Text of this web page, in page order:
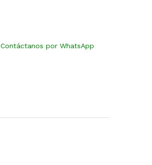
Contáctanos por WhatsApp